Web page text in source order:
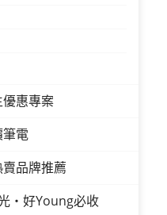
惠專案
電
品牌推薦
・好Young必收